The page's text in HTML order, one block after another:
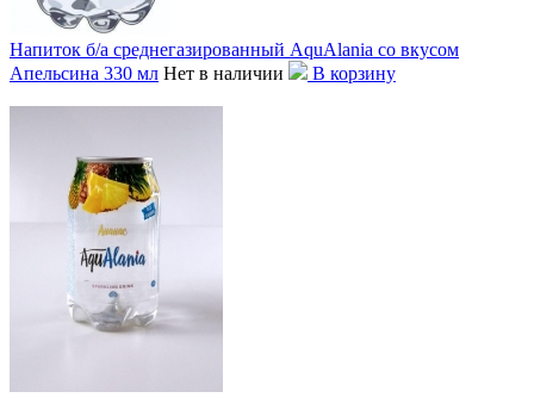
Напиток б/а среднегазированный AquAlania со вкусом
Апельсина 330 мл Нет в наличии В корзину